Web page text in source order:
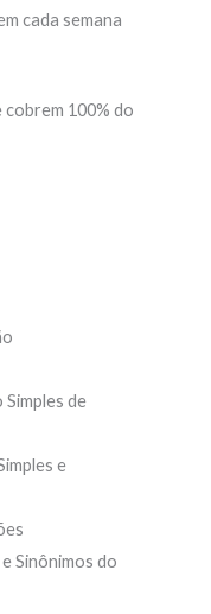
cada semana
100% do
de
e
Sinônimos do